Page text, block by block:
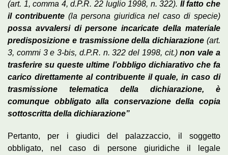
(art. 1, comma 4, d.P.R. 22 luglio 1998, n. 322). Il fatto che
il contribuente(la persona giuridica nel caso di specie)
possa avvalersi di persone incaricate della materiale
predisposizione e trasmissione della dichiarazione (art.
3, commi 3 e 3-bis, d.P.R. n. 322 del 1998, cit.)non vale a
trasferire su queste ultime l’obbligo dichiarativo che fa
carico direttamente al contribuente il quale, in caso di
trasmissione telematica della dichiarazione, è
comunque obbligato alla conservazione della copia
sottoscritta della dichiarazione”
Pertanto, per i giudici del palazzaccio, il soggetto
obbligato, nel caso di persone giuridiche il legale